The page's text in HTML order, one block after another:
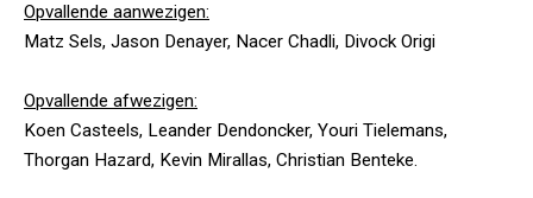
Opvallende aanwezigen:
Matz Sels, Jason Denayer, Nacer Chadli, Divock Origi
Opvallende afwezigen:
Koen Casteels, Leander Dendoncker, Youri Tielemans,
Thorgan Hazard, Kevin Mirallas, Christian Benteke.